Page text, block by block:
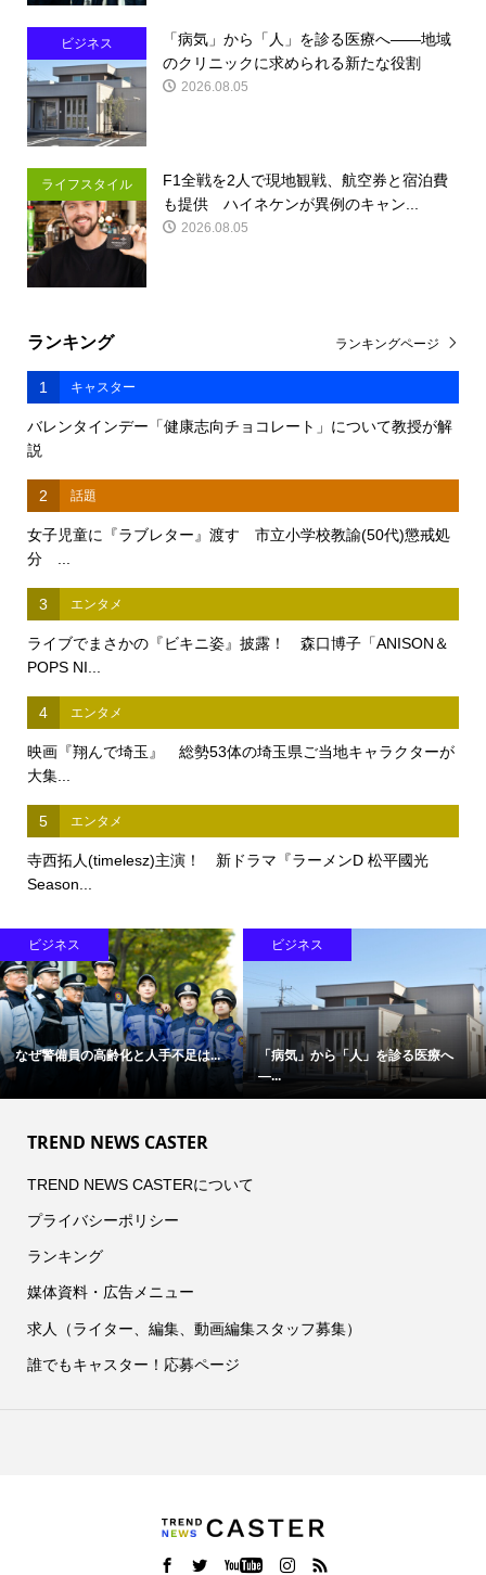
ビジネス
「病気」から「人」を診る医療へ――地域
のクリニックに求められる新たな役割
2026.08.05
ライフスタイル
F1全戦を2人で現地観戦、航空券と宿泊費
も提供 ハイネケンが異例のキャン...
2026.08.05
ランキング
1 キャスター
バレンタインデー「健康志向チョコレート」について教授が解
説
2 話題
女子児童に『ラブレター』渡す 市立小学校教諭(50代)懲戒処
分 ...
3 エンタメ
ライブでまさかの『ビキニ姿』披露！ 森口博子「ANISON＆
POPS NI...
4 エンタメ
映画『翔んで埼玉』 総勢53体の埼玉県ご当地キャラクターが
大集...
5 エンタメ
寺西拓人(timelesz)主演！ 新ドラマ『ラーメンD 松平國光
Season...
ランキングページ
ビジネス
なぜ警備員の高齢化と人手不足は...
ビジネス
「病気」から「人」を診る医療へ
―...
TREND NEWS CASTER
TREND NEWS CASTERについて
プライバシーポリシー
ランキング
媒体資料・広告メニュー
求人（ライター、編集、動画編集スタッフ募集）
誰でもキャスター！応募ページ